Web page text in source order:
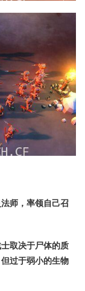
师，率领自己召
取决于尸体的质
过于弱小的生物